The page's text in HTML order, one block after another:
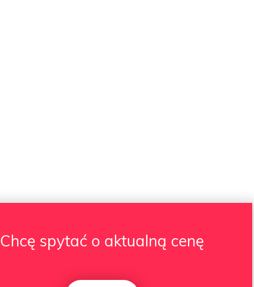
Chcę spytać o aktualną cenę